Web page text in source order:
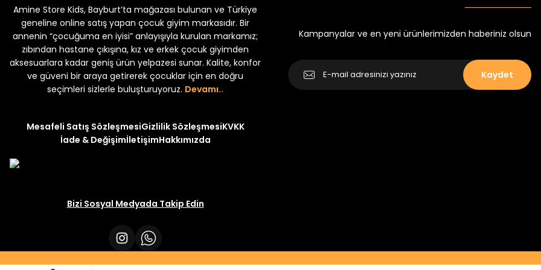
250 Yeni
₺ 320 ₺ 250 Yeni
₺ 320 ₺ 250
Amine Store Kids, Bayburt’ta mağazası bulunan ve Türkiye
geneline online satış yapan çocuk giyim markasıdır. Bir
annenin “çocuğuma en iyisi” anlayışıyla kurulan markamız;
zıbından hastane çıkışına, kız ve erkek çocuk giyimden
aksesuarlara kadar geniş ürün yelpazesi sunar. Kalite, konfor
ve güveni bir araya getirerek çocuklar için en doğru
seçimleri sizlerle buluşturuyoruz. Devamı..
Mesafeli Satış SözleşmesiGizlilik SözleşmesiKVKK
İade & DeğişimİletişimHakkımızda
Bizi Sosyal Medyada Takip Edin
Kampanyalar ve en yeni ürünlerimizden haberiniz olsun
Kaydet